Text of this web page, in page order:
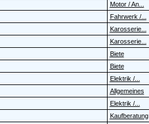
Motor / An...
Fahrwerk /...
Karosserie...
Karosserie...
Biete
Biete
Elektrik /...
Allgemeines
Elektrik /...
Kaufberatung